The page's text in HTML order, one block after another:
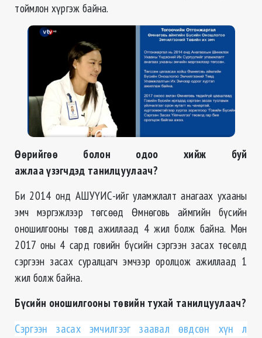
тоймлон хүргэж байна.
Өөрийгөө болон одоо хийж буй
ажлаа үзэгчдэд танилцуулаач?
Би 2014 онд АШУҮИС-ийг уламжлалт анагаах ухааны
эмч мэргэжлээр төгсөөд Өмнөговь аймгийн бүсийн
оношилгооны төвд ажиллаад 4 жил болж байна. Мөн
2017 оны 4 сард говийн бүсийн сэргээн засах төсөлд
сэргээн засах суралцагч эмчээр оролцож ажиллаад 1
жил болж байна.
Бүсийн оношилгооны төвийн тухай танилцуулаач?
Сэргээн засах эмчилгээг заавал өвдсөн хүн л